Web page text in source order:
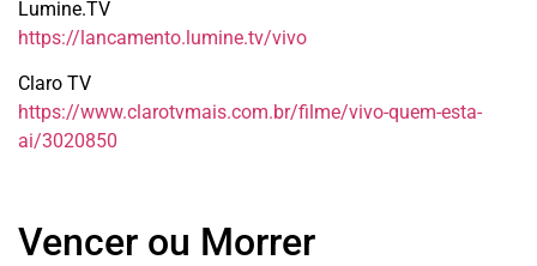
Lumine.TV
https://lancamento.lumine.tv/vivo
Claro TV
https://www.clarotvmais.com.br/filme/vivo-quem-esta-
ai/3020850
Vencer ou Morrer